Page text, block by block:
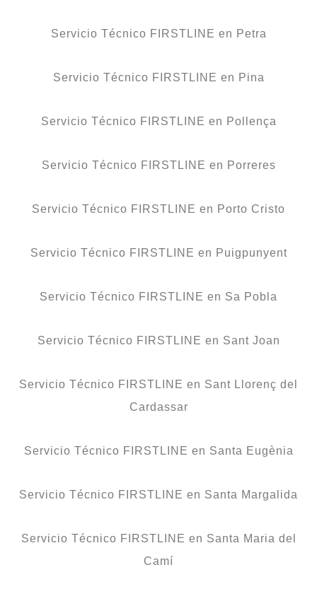
Servicio Técnico FIRSTLINE en Petra
Servicio Técnico FIRSTLINE en Pina
Servicio Técnico FIRSTLINE en Pollença
Servicio Técnico FIRSTLINE en Porreres
Servicio Técnico FIRSTLINE en Porto Cristo
Servicio Técnico FIRSTLINE en Puigpunyent
Servicio Técnico FIRSTLINE en Sa Pobla
Servicio Técnico FIRSTLINE en Sant Joan
Servicio Técnico FIRSTLINE en Sant Llorenç del
Cardassar
Servicio Técnico FIRSTLINE en Santa Eugènia
Servicio Técnico FIRSTLINE en Santa Margalida
Servicio Técnico FIRSTLINE en Santa Maria del
Camí